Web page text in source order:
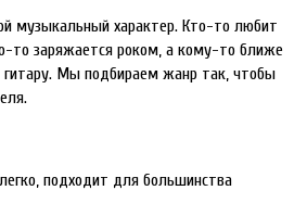
музыкальный характер. Кто-то любит
то заряжается роком, а кому-то ближе
Мы подбираем жанр так, чтобы
подходит для большинства